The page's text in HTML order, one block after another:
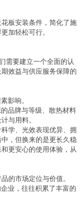
板安装条件，简化了施
加轻松可行。
需要建立一个全面的认
效益与供应服务保障的
影响。
品牌与等级、散热材料
与用料。
学、光效表现优异、拥
，但换来的是更长久稳
更安心的使用体验，从
的市场定位与价值。
业，往往积累了丰富的